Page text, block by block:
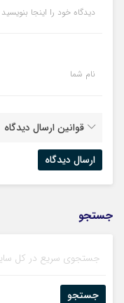
دیدگاه خود را اینجا بنویسید
نام شما
قوانین ارسال دیدگاه
جستجو
جستجو